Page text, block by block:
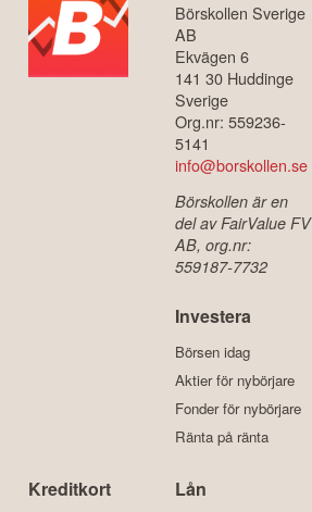
Börskollen Sverige
AB
Ekvägen 6
141 30 Huddinge
Sverige
Org.nr: 559236-
5141
info@borskollen.se
Börskollen är en
del av FairValue FV
AB, org.nr:
559187-7732
Investera
Börsen idag
Aktier för nybörjare
Fonder för nybörjare
Ränta på ränta
Kreditkort Lån